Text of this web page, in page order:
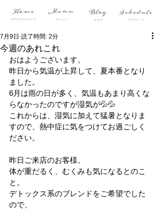
今週のあれこれ
7月9日 読了時間: 2分
おはようございます。
昨日から気温が上昇して、夏本番となり
ました。
6月は雨の日が多く、気温もあまり高くな
らなかったのですが湿気が💦💦
これからは、湿気に加えて猛暑となりま
すので、熱中症に気をつけてお過ごしく
ださい。
昨日ご来店のお客様。
体が重だるく、むくみも気になるとのこ
と。
デトックス系のブレンドをご希望でした
ので、